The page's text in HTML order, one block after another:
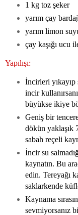
1 kg toz şeker
yarım çay
yarım limon
çay kaşığı ucu
Yapılışı:
İncirleri yıkayıp
incir
büyükse ikiye
Geniş bir
dökün yaklaşık
sabah reçeli
İncir su
kaynatın. Bu
edin. Tereyağı
saklarkende
Kaynama
sevmiyorsanız